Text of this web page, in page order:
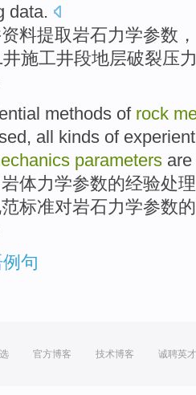
data.
资料提取岩石力学参数
井施工井段地层破裂压
methods of rock
, all kinds of
parameters
岩体力学参数的经验处理
标准对岩石力学参数
句
官方博客 技术博客 诚聘英才